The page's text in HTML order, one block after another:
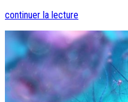
continuer la lecture